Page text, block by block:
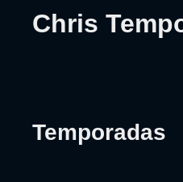
Chris
Temporadas